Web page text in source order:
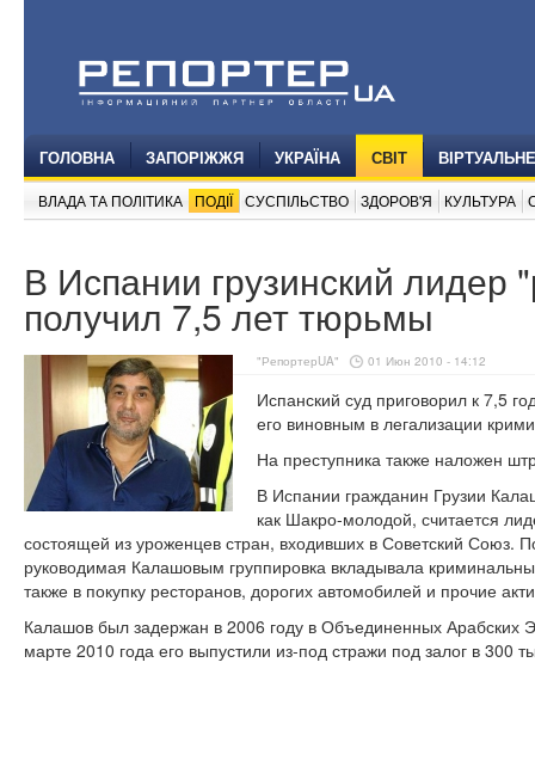
ГОЛОВНА ЗАПОРІЖЖЯ УКРАЇНА СВІТ
ВЛАДА ТА ПОЛІТИКА ПОДІЇ СУСПІЛЬСТВО ЗДОРОВ'Я КУЛЬТУРА
В Испании грузинский лидер
получил 7,5 лет тюрьмы
"РепортерUA" 01 Июн 2010 - 14:12
Испанский суд приговорил к 7,5
его виновным в легализации
На преступника также наложен
В Испании гражданин Грузии
как Шакро-молодой, считается
состоящей из уроженцев стран, входивших в Советский
руководимая Калашовым группировка вкладывала
также в покупку ресторанов, дорогих автомобилей и прочие
Калашов был задержан в 2006 году в Объединенных Арабских
марте 2010 года его выпустили из-под стражи под залог в 300